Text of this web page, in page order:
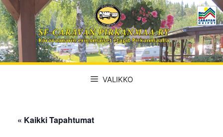
Siirry
sisältöön
VALIKKO
« Kaikki Tapahtumat